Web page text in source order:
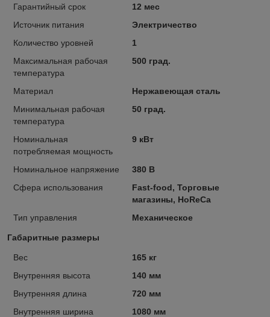
Гарантийный срок
12 мес
Источник питания
Электричество
Количество уровней
1
Максимальная рабочая
температура
500 град.
Материал
Нержавеющая сталь
Минимальная рабочая
температура
50 град.
Номинальная
потребляемая мощность
9 кВт
Номинальное напряжение
380 В
Сфера использования
Fast-food, Торговые
магазины, HoReCa
Тип управления
Механическое
Габаритные размеры
Вес
165 кг
Внутренняя высота
140 мм
Внутренняя длина
720 мм
Внутренняя ширина
1080 мм